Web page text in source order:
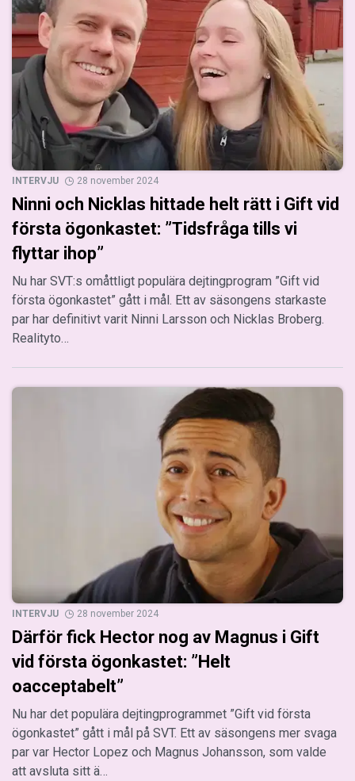
INTERVJU 28 november 2024
Ninni och Nicklas hittade helt rätt i Gift vid
första ögonkastet: ”Tidsfråga tills vi
flyttar ihop”
Nu har SVT:s omåttligt populära dejtingprogram ”Gift vid
första ögonkastet” gått i mål. Ett av säsongens starkaste
par har definitivt varit Ninni Larsson och Nicklas Broberg.
Realityto…
INTERVJU 28 november 2024
Därför fick Hector nog av Magnus i Gift
vid första ögonkastet: ”Helt
oacceptabelt”
Nu har det populära dejtingprogrammet ”Gift vid första
ögonkastet” gått i mål på SVT. Ett av säsongens mer svaga
par var Hector Lopez och Magnus Johansson, som valde
att avsluta sitt ä…